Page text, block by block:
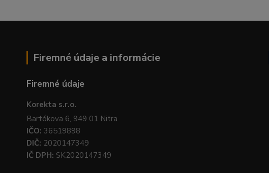
Firemné údaje a informácie
Firemné údaje
Korekta s.r.o.
Bartókova 6, 949 01 Nitra
IČO: 36519898
DIČ: 2020147349
IČ DPH: SK2020147349